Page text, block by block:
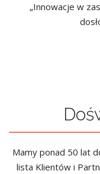
„Innowacje w
Mamy ponad 50 lat
lista Klientów i